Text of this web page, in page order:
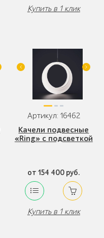
Купить в 1 клик
Артикул: 16462
Качели подвесные
«Ring» с подсветкой
от 154 400 руб.
Купить в 1 клик